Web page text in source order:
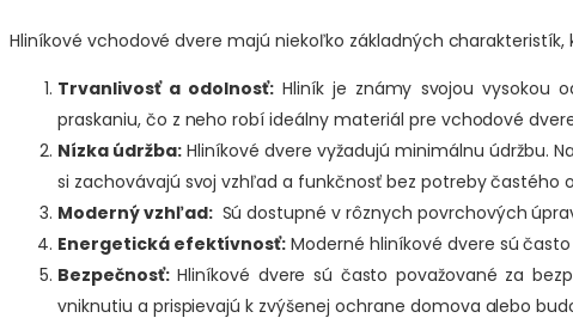
Hliníkové vchodové dvere majú niekoľko základných
Trvanlivosť a odolnosť:Hliník je známy svojou vysokou
praskaniu, čo z neho robí ideálny materiál pre vchodové
Nízka údržba:Hliníkové dvere vyžadujú minimálnu údržbu.
si zachovávajú svoj vzhľad a funkčnosť bez potreby častého
Moderný vzhľad:Sú dostupné v rôznych povrchových
Energetická efektívnosť: Moderné hliníkové dvere sú
Bezpečnosť:Hliníkové dvere sú často považované za
vniknutiu a prispievajú k zvýšenej ochrane domova alebo